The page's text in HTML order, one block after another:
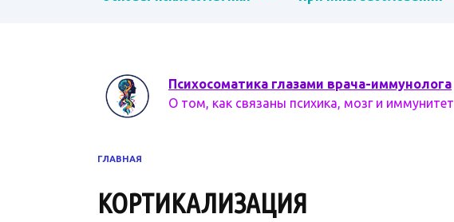
Психосоматика глазами врача-иммунолога
О том, как связаны психика, мозг и иммунитет
ГЛАВНАЯ
КОРТИКАЛИЗАЦИЯ